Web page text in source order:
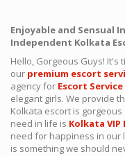
Enjoyable and Sensual
Independent Kolkata
Hello, Gorgeous Guys!
our premium escort
agency for Escort
elegant girls. We provide
Kolkata escort is
need in life is Kolkata VIP
need for happiness in our
is something we should